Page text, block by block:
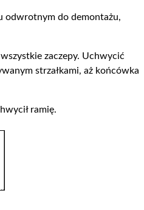
odwrotnym do demontażu,
zaczepy. Uchwycić
strzałkami, aż końcówka
ramię.